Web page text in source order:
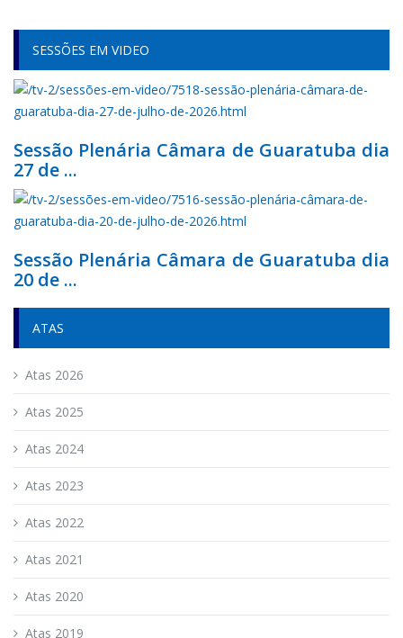
SESSÕES EM VIDEO
Sessão Plenária Câmara de Guaratuba dia
27 de ...
Sessão Plenária Câmara de Guaratuba dia
20 de ...
ATAS
Atas 2026
Atas 2025
Atas 2024
Atas 2023
Atas 2022
Atas 2021
Atas 2020
Atas 2019